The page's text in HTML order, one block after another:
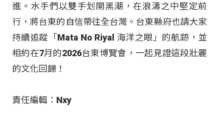
進。水手們以雙手划開黑潮，在浪濤之中堅定前
行，將台東的自信帶往全台灣。台東縣府也請大家
持續追蹤「Mata No Riyal 海洋之眼」的航跡，並
相約在7月的2026台東博覽會，一起見證這段壯麗
的文化回歸！
責任編輯：Nxy